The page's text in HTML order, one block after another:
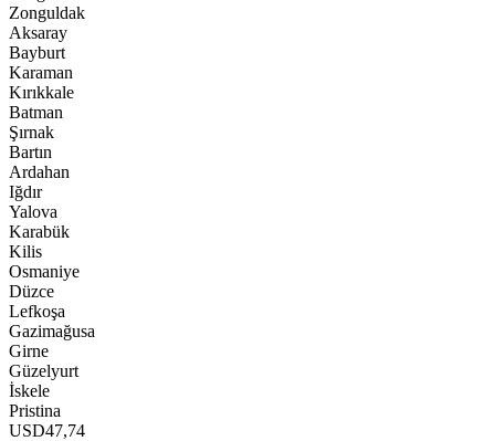
Zonguldak
Aksaray
Bayburt
Karaman
Kırıkkale
Batman
Şırnak
Bartın
Ardahan
Iğdır
Yalova
Karabük
Kilis
Osmaniye
Düzce
Lefkoşa
Gazimağusa
Girne
Güzelyurt
İskele
Pristina
USD47,74